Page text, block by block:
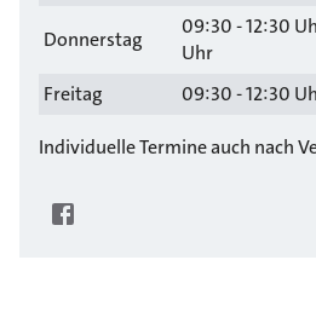
Donnerstag
09:30 - 12:30
Uhr
Freitag
09:30 - 12:30
Individuelle Termine auch nach